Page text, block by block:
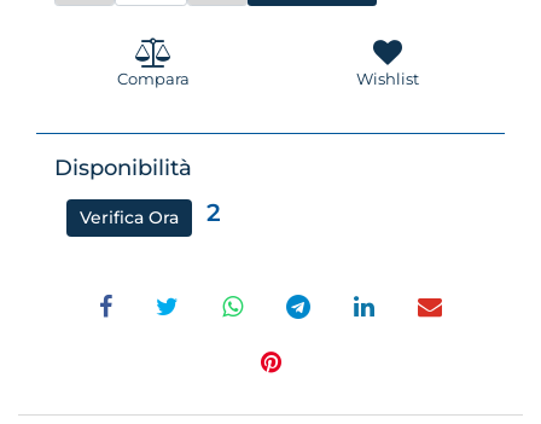
Compara Wishlist
Disponibilità
Verifica Ora 2